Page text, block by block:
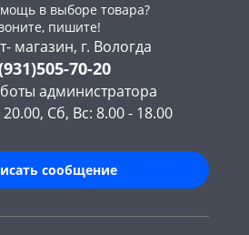
в выборе товара?
пишите!
магазин, г. Вологда
70-20
администратора
Сб, Вс: 8.00 - 18.00
сообщение